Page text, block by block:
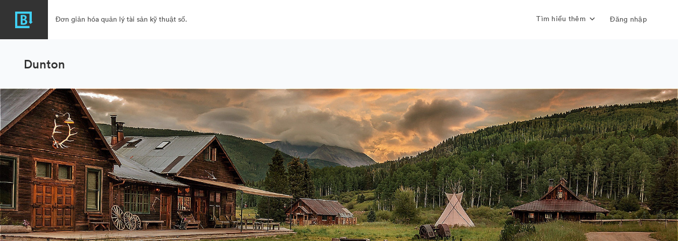
Đơn giản hóa quản lý tài sản kỹ thuật số. Tìm hiểu thêm Đăng nhập
Dunton